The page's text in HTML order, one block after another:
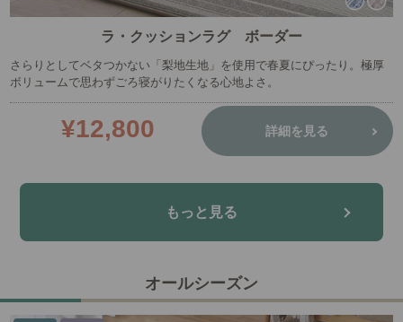
ラ・クッションラグ ボーダー
さらりとしてベタつかない「梨地生地」を使用で春夏にぴったり。極厚
ボリュームで思わずごろ寝がりたくなる心地よさ。
¥12,800 詳細を見る
もっと見る
オールシーズン